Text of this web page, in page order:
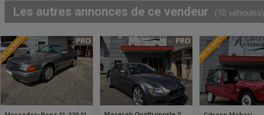
Les autres annonces de ce vendeur (10 véhicules)
PRIX EN BAISSE PRIX EN BAISSE